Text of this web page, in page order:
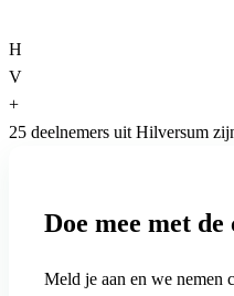
H
V
+
25 deelnemers uit Hilversum
Doe mee met
Meld je aan en we nemen